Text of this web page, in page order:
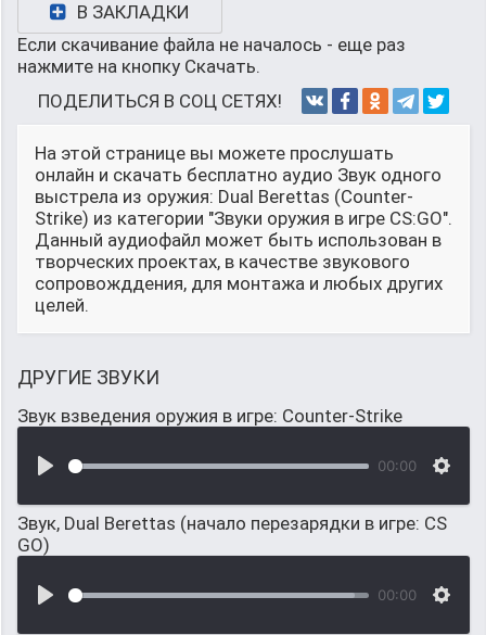
В ЗАКЛАДКИ
Если скачивание файла не началось - еще раз
нажмите на кнопку Скачать.
ПОДЕЛИТЬСЯ В СОЦ СЕТЯХ!
На этой странице вы можете прослушать
онлайн и скачать бесплатно аудио Звук одного
выстрела из оружия: Dual Berettas (Counter-
Strike) из категории "Звуки оружия в игре CS:GO".
Данный аудиофайл может быть использован в
творческих проектах, в качестве звукового
сопровожддения, для монтажа и любых других
целей.
ДРУГИЕ ЗВУКИ
Звук взведения оружия в игре: Counter-Strike
00:00
Звук, Dual Berettas (начало перезарядки в игре: CS
GO)
00:00